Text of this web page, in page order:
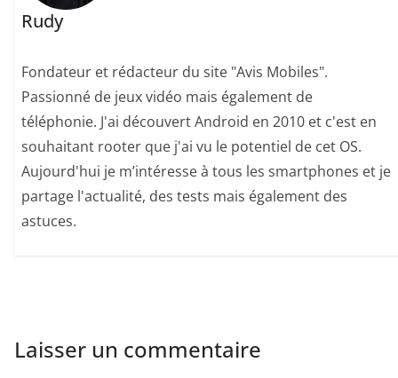
Rudy
Fondateur et rédacteur du site "Avis Mobiles".
Passionné de jeux vidéo mais également de
téléphonie. J'ai découvert Android en 2010 et c'est en
souhaitant rooter que j'ai vu le potentiel de cet OS.
Aujourd'hui je m’intéresse à tous les smartphones et je
partage l'actualité, des tests mais également des
astuces.
Laisser un commentaire